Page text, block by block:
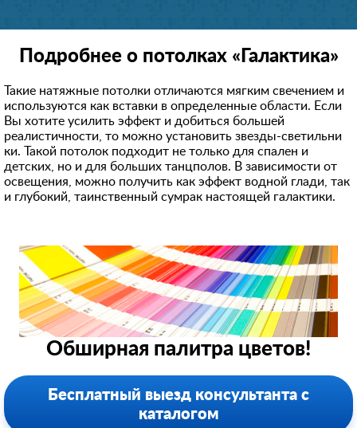
Подробнее о потолках «Галактика»
Такие натяжные потолки отличаются мягким свечением и
используются как вставки в определенные области. Если
Вы хотите усилить эффект и добиться большей
реалистичности, то можно установить звезды-светильни
ки. Такой потолок подходит не только для спален и
детских, но и для больших танцполов. В зависимости от
освещения, можно получить как эффект водной глади, так
и глубокий, таинственный сумрак настоящей галактики.
Обширная палитра цветов!
Бесплатный выезд консультанта с
каталогом